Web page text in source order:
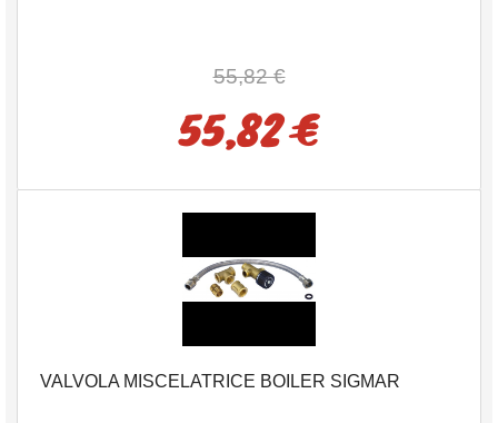
55,82 €
55,82 €
VALVOLA MISCELATRICE BOILER SIGMAR